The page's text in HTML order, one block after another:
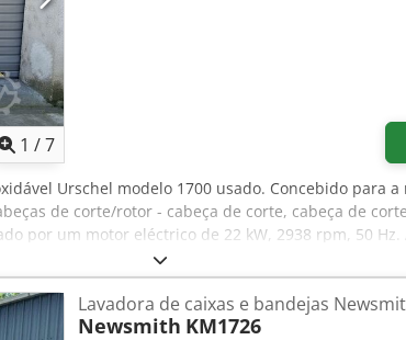
1 /7
Urschel modelo 1700 usado. Concebido para
de corte/rotor - cabeça de corte, cabeça de
por um motor eléctrico de 22 kW, 2938 rpm, 50
de controlo incluídos. As dimensões são aprox.
Aiyjha
Lavadora de caixas e bandejas
Newsmith KM1726